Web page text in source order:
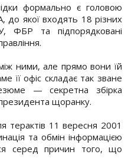
формально є головою
до якої входять 18 різних
ФБР та підпорядковані
ними, але прямо вони їй
її офіс складає так зване
— секретна збірка
президента щоранку.
терактів 11 вересня 2001
та обмін інформацією
серед причин того, що